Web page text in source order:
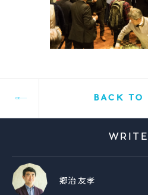
BACK TO
郷治 友孝